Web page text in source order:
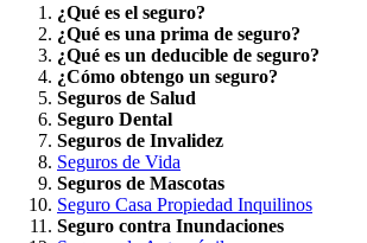
¿Qué es el seguro?
¿Qué es una prima de seguro?
¿Qué es un deducible de seguro?
¿Cómo obtengo un seguro?
Seguros de Salud
Seguro Dental
Seguros de Invalidez
Seguros de Vida
Seguros de Mascotas
Seguro Casa Propiedad Inquilinos
Seguro contra Inundaciones